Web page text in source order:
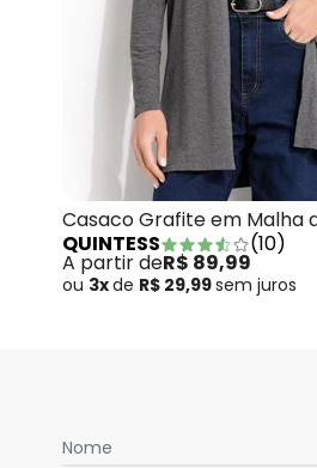
Casaco Grafite em Malha
QUINTESS
(10)
A partir deR$ 89,99
ou 3xde R$ 29,99sem juros
Nome